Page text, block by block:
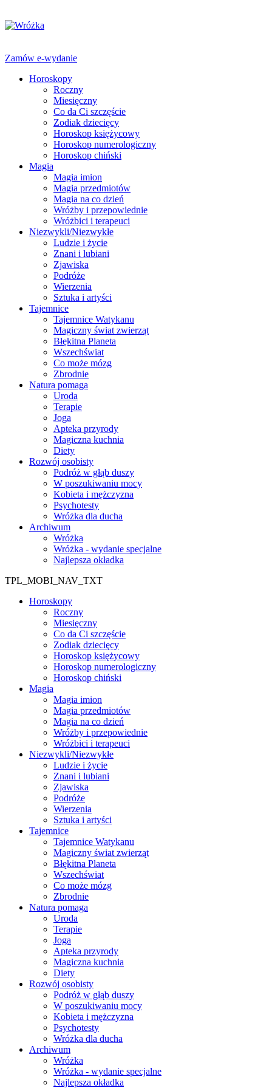
Zamów e-wydanie
Horoskopy
Roczny
Miesięczny
Co da Ci szczęście
Zodiak dziecięcy
Horoskop księżycowy
Horoskop numerologiczny
Horoskop chiński
Magia
Magia imion
Magia przedmiotów
Magia na co dzień
Wróżby i przepowiednie
Wróżbici i terapeuci
Niezwykli/Niezwykłe
Ludzie i życie
Znani i lubiani
Zjawiska
Podróże
Wierzenia
Sztuka i artyści
Tajemnice
Tajemnice Watykanu
Magiczny świat zwierząt
Błękitna Planeta
Wszechświat
Co może mózg
Zbrodnie
Natura pomaga
Uroda
Terapie
Joga
Apteka przyrody
Magiczna kuchnia
Diety
Rozwój osobisty
Podróż w głąb duszy
W poszukiwaniu mocy
Kobieta i mężczyzna
Psychotesty
Wróżka dla ducha
Archiwum
Wróżka
Wróżka - wydanie specjalne
Najlepsza okładka
TPL_MOBI_NAV_TXT
Horoskopy
Roczny
Miesięczny
Co da Ci szczęście
Zodiak dziecięcy
Horoskop księżycowy
Horoskop numerologiczny
Horoskop chiński
Magia
Magia imion
Magia przedmiotów
Magia na co dzień
Wróżby i przepowiednie
Wróżbici i terapeuci
Niezwykli/Niezwykłe
Ludzie i życie
Znani i lubiani
Zjawiska
Podróże
Wierzenia
Sztuka i artyści
Tajemnice
Tajemnice Watykanu
Magiczny świat zwierząt
Błękitna Planeta
Wszechświat
Co może mózg
Zbrodnie
Natura pomaga
Uroda
Terapie
Joga
Apteka przyrody
Magiczna kuchnia
Diety
Rozwój osobisty
Podróż w głąb duszy
W poszukiwaniu mocy
Kobieta i mężczyzna
Psychotesty
Wróżka dla ducha
Archiwum
Wróżka
Wróżka - wydanie specjalne
Najlepsza okładka